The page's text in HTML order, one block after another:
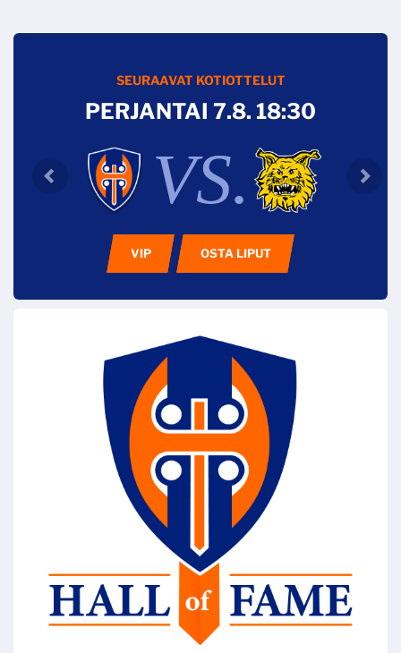
SEURAAVAT KOTIOTTELUT
PERJANTAI 7.8. 18:30
VS.
VIP OSTA LIPUT